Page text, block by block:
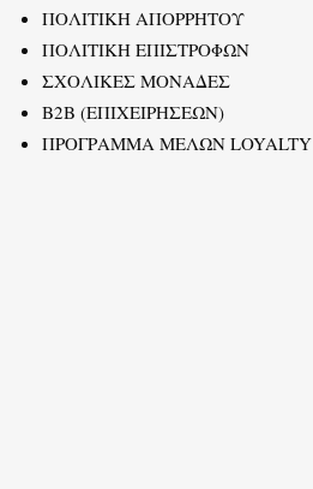
ΠΟΛΙΤΙΚΗ ΑΠΟΡΡΗΤΟΥ
ΠΟΛΙΤΙΚΗ ΕΠΙΣΤΡΟΦΩΝ
ΣΧΟΛΙΚΕΣ ΜΟΝΑΔΕΣ
B2B (ΕΠΙΧΕΙΡΗΣΕΩΝ)
ΠΡΟΓΡΑΜΜΑ ΜΕΛΩΝ LOYALTY